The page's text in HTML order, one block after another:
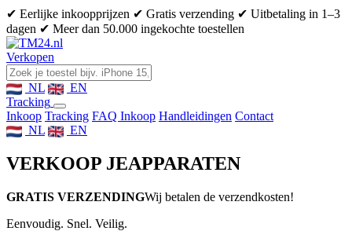
✔ Eerlijke inkoopprijzen ✔ Gratis verzending ✔ Uitbetaling in 1–3
dagen ✔ Meer dan 50.000 ingekochte toestellen
Verkopen
NL
EN
Tracking
Inkoop Tracking FAQ Inkoop Handleidingen Contact
NL
EN
VERKOOP JEAPPARATEN
GRATIS VERZENDINGWij betalen de verzendkosten!
Eenvoudig. Snel. Veilig.